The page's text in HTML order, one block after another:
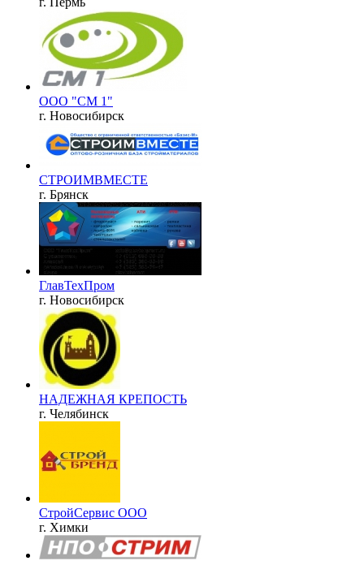
ООО "СМ 1"
г. Новосибирск
СТРОИМВМЕСТЕ
г. Брянск
ГлавТехПром
г. Новосибирск
НАДЕЖНАЯ КРЕПОСТЬ
г. Челябинск
СтройСервис ООО
г. Химки